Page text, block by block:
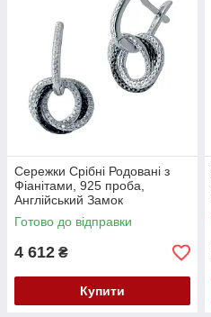
Сережки Срібні Родовані з
Фіанітами, 925 проба,
Англійський Замок
Готово до відправки
4 612 ₴
Купити